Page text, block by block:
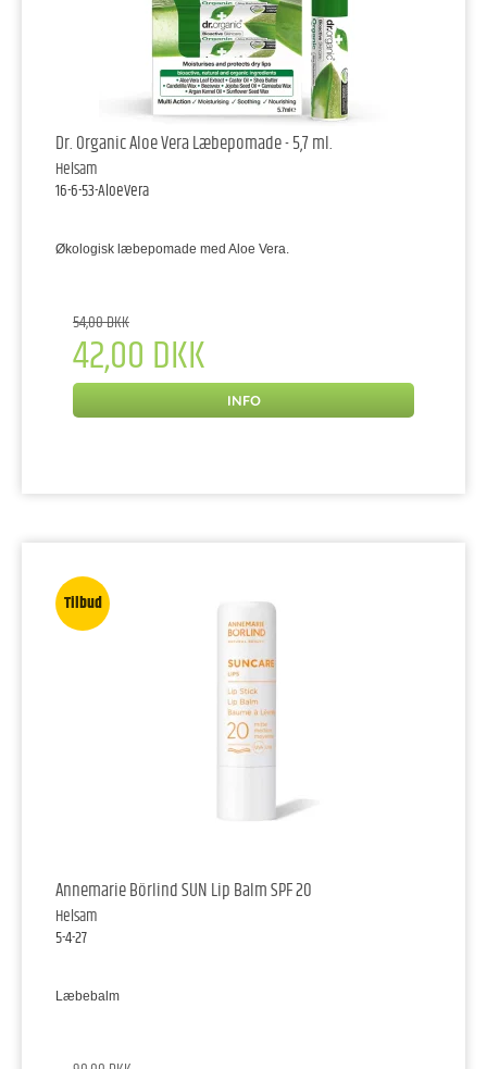
Dr. Organic Aloe Vera Læbepomade - 5,7 ml.
Helsam
16-6-53-AloeVera
Økologisk læbepomade med Aloe Vera.
54,00 DKK
42,00 DKK
INFO
Tilbud
Annemarie Börlind SUN Lip Balm SPF 20
Helsam
5-4-27
Læbebalm